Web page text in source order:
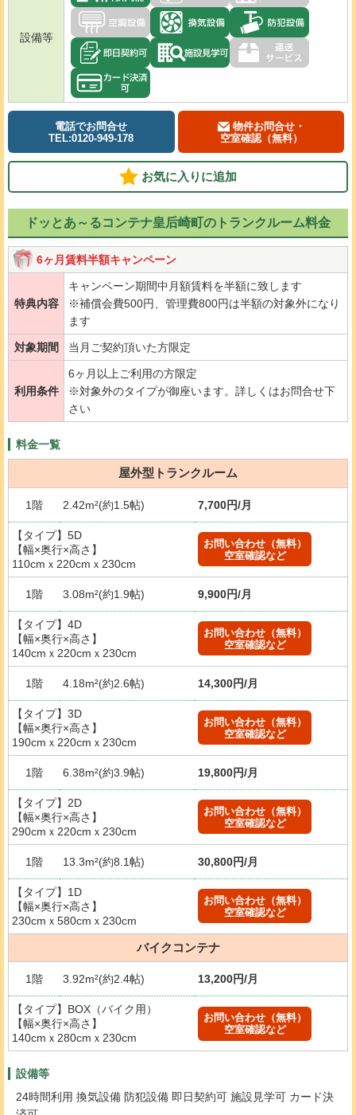
設備等
電話でお問合せ
TEL:0120-949-178
物件お問合せ・
空室確認（無料）
お気に入りに追加
ドッとあ～るコンテナ皇后崎町のトランクルーム料金
6ヶ月賃料半額キャンペーン
特典内容
キャンペーン期間中月額賃料を半額に致します
※補償会費500円、管理費800円は半額の対象外になり
ます
対象期間 当月ご契約頂いた方限定
利用条件
6ヶ月以上ご利用の方限定
※対象外のタイプが御座います。詳しくはお問合せ下
さい
料金一覧
屋外型トランクルーム
1階 2.42m²(約1.5帖) 7,700円/月
【タイプ】5D
【幅×奥行×高さ】
110cmｘ220cmｘ230cm
お問い合わせ（無料）
空室確認など
1階 3.08m²(約1.9帖) 9,900円/月
【タイプ】4D
【幅×奥行×高さ】
140cmｘ220cmｘ230cm
お問い合わせ（無料）
空室確認など
1階 4.18m²(約2.6帖) 14,300円/月
【タイプ】3D
【幅×奥行×高さ】
190cmｘ220cmｘ230cm
お問い合わせ（無料）
空室確認など
1階 6.38m²(約3.9帖) 19,800円/月
【タイプ】2D
【幅×奥行×高さ】
290cmｘ220cmｘ230cm
お問い合わせ（無料）
空室確認など
1階 13.3m²(約8.1帖) 30,800円/月
【タイプ】1D
【幅×奥行×高さ】
230cmｘ580cmｘ230cm
お問い合わせ（無料）
空室確認など
バイクコンテナ
1階 3.92m²(約2.4帖) 13,200円/月
【タイプ】BOX（バイク用）
【幅×奥行×高さ】
140cmｘ280cmｘ230cm
お問い合わせ（無料）
空室確認など
設備等
24時間利用 換気設備 防犯設備 即日契約可 施設見学可 カード決